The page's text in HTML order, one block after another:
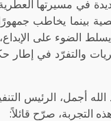
بينما يخاطب
الضوء على
والتفرّد في إطار
أجمل، الرئيس
التجربة، صرّح قائلاً: